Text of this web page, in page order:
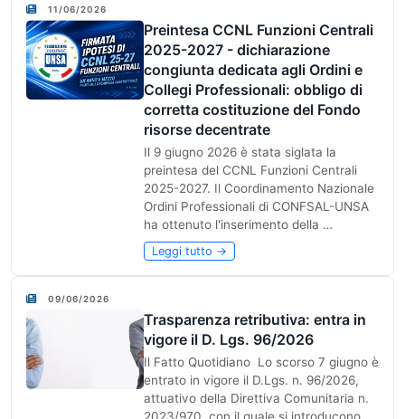
11/06/2026
Preintesa CCNL Funzioni Centrali
2025-2027 - dichiarazione
congiunta dedicata agli Ordini e
Collegi Professionali: obbligo di
corretta costituzione del Fondo
risorse decentrate
Il 9 giugno 2026 è stata siglata la
preintesa del CCNL Funzioni Centrali
2025-2027. Il Coordinamento Nazionale
Ordini Professionali di CONFSAL-UNSA
ha ottenuto l'inserimento della …
Leggi tutto →
09/06/2026
Trasparenza retributiva: entra in
vigore il D. Lgs. 96/2026
Il Fatto Quotidiano Lo scorso 7 giugno è
entrato in vigore il D.Lgs. n. 96/2026,
attuativo della Direttiva Comunitaria n.